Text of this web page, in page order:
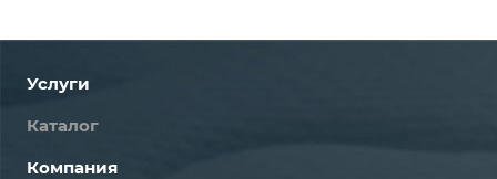
Услуги
Каталог
Компания